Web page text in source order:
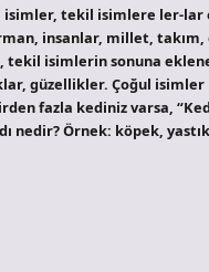
isimler, tekil isimlere ler-
insanlar, millet,
tekil isimlerin sonuna
güzellikler. Çoğul isimler
fazla kediniz varsa,
nedir? Örnek: köpek,